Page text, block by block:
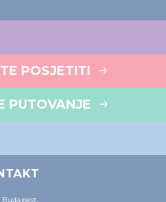
POSJETITI
PUTOVANJE